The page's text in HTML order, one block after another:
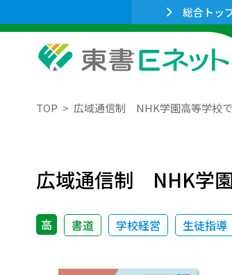
総合トッ
TOP 広域通信制 NHK学園高等学校で
広域通信制 NHK学園
高 書道 学校経営 生徒指導